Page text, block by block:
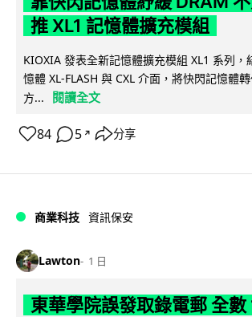
推 XL1 記憶體擴充模組
KIOXIA 發表全新記憶體擴充模組 XL1 系列，
憶體 XL-FLASH 與 CXL 介面，將快閃記憶體
方...
閱讀全文
84 5 ↗ 分享
商業科技 資訊保安
Lawton 1 日
東華學院誤發取錄電郵 全數